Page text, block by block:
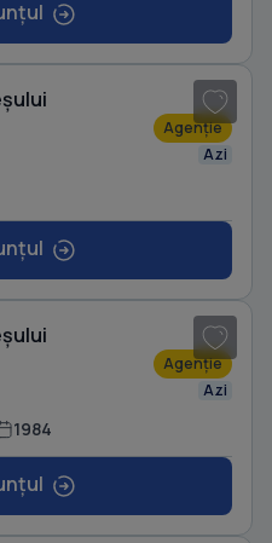
Agenție
Azi
Agenție
Azi
1984